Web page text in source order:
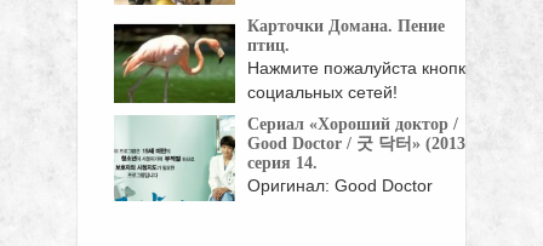
распространения
информации ...
Карточки Домана. Пение
птиц.
Нажмите пожалуйста кнопки
социальных сетей!
Сериал «Хороший доктор /
Good Doctor / 굿 닥터» (2013),
серия 14.
Оригинал: Good Doctor